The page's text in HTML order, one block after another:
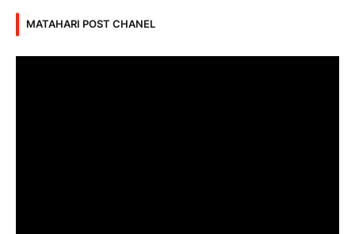
MATAHARI POST CHANEL